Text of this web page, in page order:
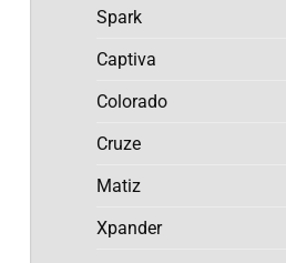
Spark
Captiva
Colorado
Cruze
Matiz
Xpander